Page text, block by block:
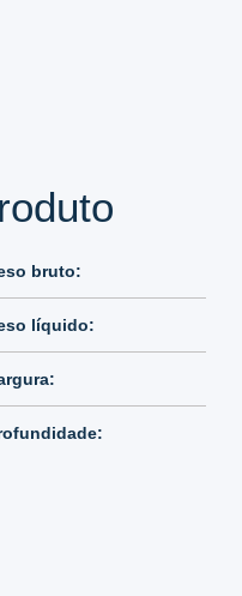
bruto:
líquido: